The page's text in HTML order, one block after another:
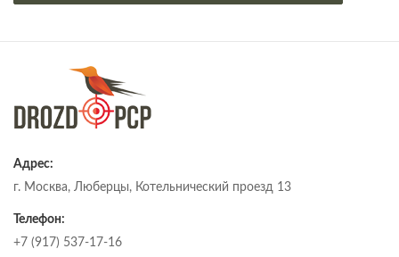
Адрес:
г. Москва, Люберцы, Котельнический проезд 13
Телефон:
+7 (917) 537-17-16